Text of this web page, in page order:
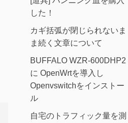
した！
カギ括弧が閉じられないま
ま続く文章について
BUFFALO WZR-600DHP2
に OpenWrtを導入し
Openvswitchをインストー
ル
自宅のトラフィック量を測